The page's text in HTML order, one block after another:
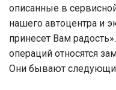
описанные в
нашего автоцентра и
принесет Вам
операций относятся
Они бывают